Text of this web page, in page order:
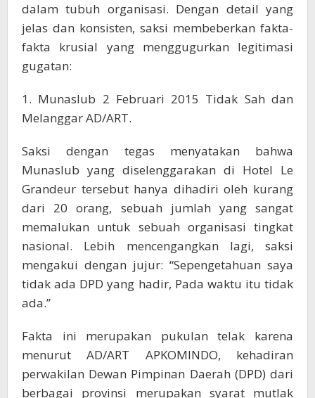
dalam tubuh organisasi. Dengan detail yang
jelas dan konsisten, saksi membeberkan fakta-
fakta krusial yang menggugurkan legitimasi
gugatan:
1. Munaslub 2 Februari 2015 Tidak Sah dan
Melanggar AD/ART.
Saksi dengan tegas menyatakan bahwa
Munaslub yang diselenggarakan di Hotel Le
Grandeur tersebut hanya dihadiri oleh kurang
dari 20 orang, sebuah jumlah yang sangat
memalukan untuk sebuah organisasi tingkat
nasional. Lebih mencengangkan lagi, saksi
mengakui dengan jujur: “Sepengetahuan saya
tidak ada DPD yang hadir, Pada waktu itu tidak
ada.”
Fakta ini merupakan pukulan telak karena
menurut AD/ART APKOMINDO, kehadiran
perwakilan Dewan Pimpinan Daerah (DPD) dari
berbagai provinsi merupakan syarat mutlak